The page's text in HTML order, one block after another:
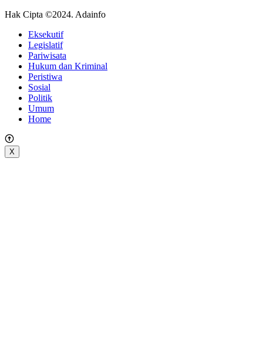
Hak Cipta ©2024. Adainfo
Eksekutif
Legislatif
Pariwisata
Hukum dan Kriminal
Peristiwa
Sosial
Politik
Umum
Home
X